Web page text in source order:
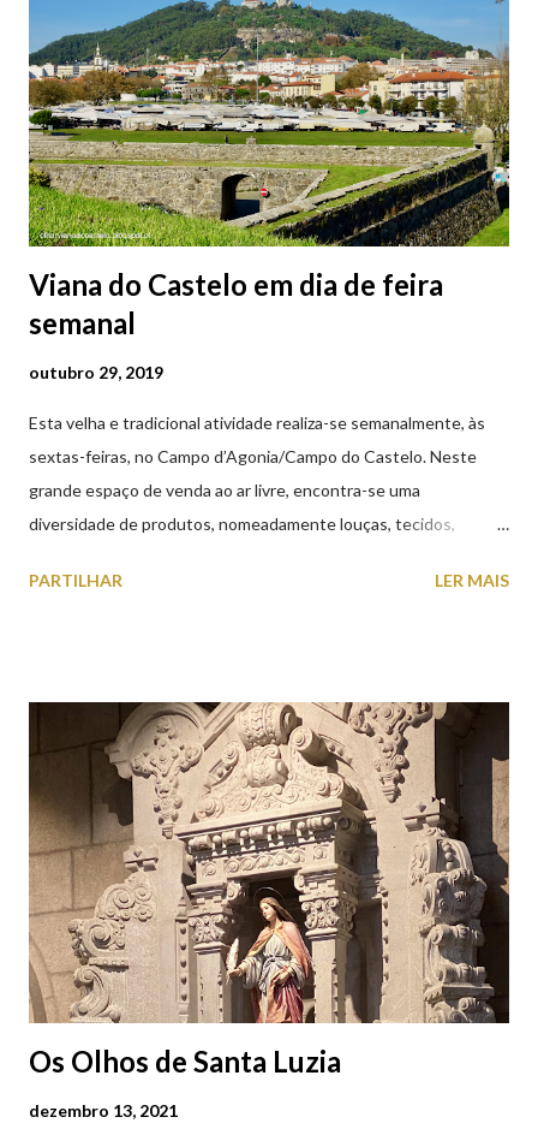
Viana do Castelo em dia de feira
semanal
outubro 29, 2019
Esta velha e tradicional atividade realiza-se semanalmente, às
sextas-feiras, no Campo d’Agonia/Campo do Castelo. Neste
grande espaço de venda ao ar livre, encontra-se uma
diversidade de produtos, nomeadamente louças, tecidos,
cobres entre muitos outros. Horário de funcionamento | Verão
(2019.10.25) Feira Semanal em Viana do Castelo (2019.10.25)
Feira Semanal em Viana do Castelo (2019.10.25) Feira Semanal
em Viana do Castelo (2019.10.25) Feira Semanal em Viana do
Castelo (2019.10.25) Feira Semanal em Viana do Castelo
(2019.10.25)
PARTILHAR LER MAIS
Os Olhos de Santa Luzia
dezembro 13, 2021